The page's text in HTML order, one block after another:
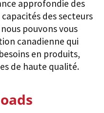
approfondie des
des secteurs
pouvons vous
canadienne qui
en produits,
de haute qualité.